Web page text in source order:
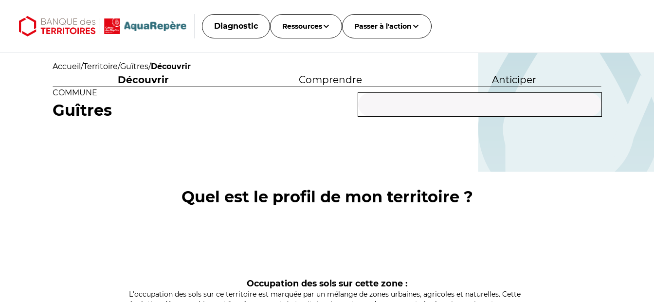
Diagnostic Ressources Passer à l'action
Accueil /Territoire/Guîtres/Découvrir
Découvrir Comprendre Anticiper
COMMUNE
Guîtres
Quel est le profil de mon territoire ?
Occupation des sols sur cette zone :
L'occupation des sols sur ce territoire est marquée par un mélange de zones urbaines, agricoles et naturelles. Cette